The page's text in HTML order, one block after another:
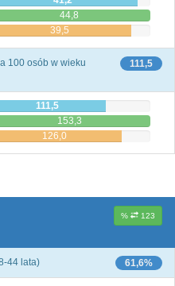
44,8
39,5
111,5
100 osób w wieku
111,5
153,3
126,0
% 123
61,6%
44 lata)